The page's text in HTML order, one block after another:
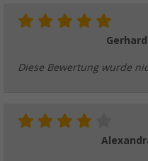
harte
Gerhard
Diese Bewertung wurde